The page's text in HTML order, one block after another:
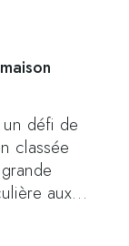
un défi de
classée
aux…